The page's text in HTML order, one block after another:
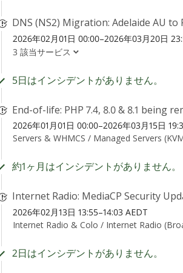
DNS (NS2) Migration: Adelaide AU to
2026年02月01日 00:00–2026年03月20日
3 該当サービス
5日はインシデントがありません。
End-of-life: PHP 7.4, 8.0 & 8.1 being
2026年01月01日 00:00–2026年03月15日
Servers & WHMCS / Managed Servers
約1ヶ月はインシデントがありません。
Internet Radio: MediaCP Security
2026年02月13日 13:55–14:03 AEDT
Internet Radio & Colo / Internet Radio
2日はインシデントがありません。